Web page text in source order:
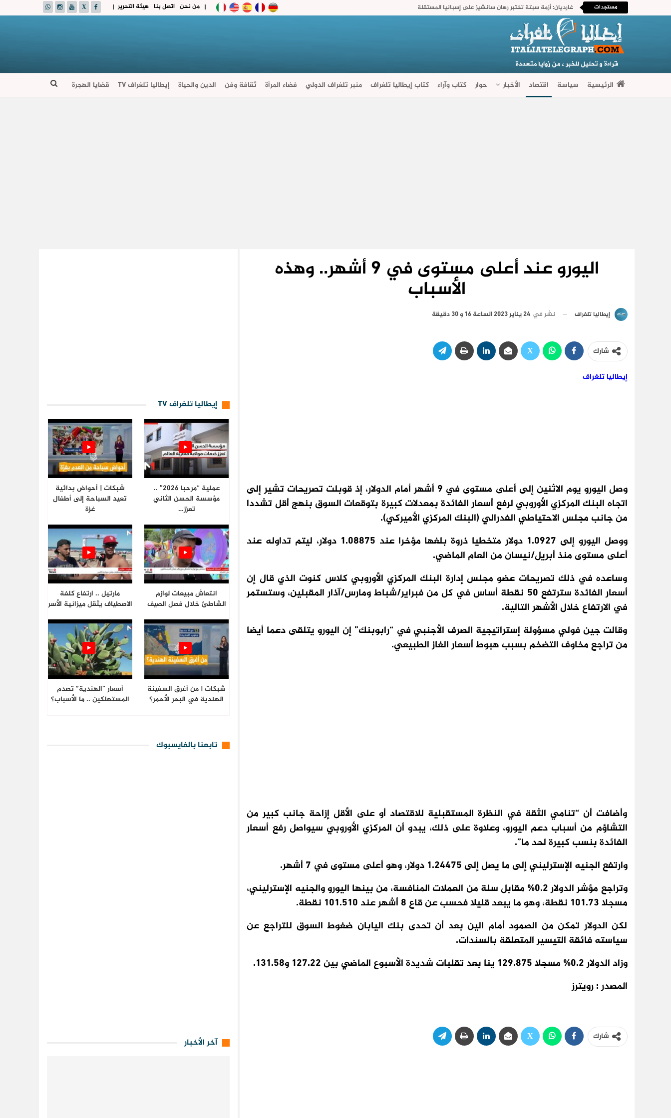
| هيئة التحرير اتصل بنا من نحن | مستجدات غارديان: أزمة سبتة تختبر رهان سانشيز على إسبانيا المستقلة
الرئيسية سياسة اقتصاد الأخبار حوار كتاب وآراء كتاب إيطاليا تلغراف منبر تلغراف الدولي فضاء المرأة ثقافة وفن الدين والحياة إيطاليا تلغراف TV قضايا الهجرة
اليورو عند أعلى مستوى في 9 أشهر.. وهذه
الأسباب
إيطاليا تلغراف نشر في 24 يناير 2023 الساعة 16 و 30 دقيقة
شارك
إيطاليا تلغراف
وصل اليورو يوم الاثنين إلى أعلى مستوى في 9 أشهر أمام الدولار، إذ قوبلت تصريحات تشير إلى
اتجاه البنك المركزي الأوروبي لرفع أسعار الفائدة بمعدلات كبيرة بتوقعات السوق بنهج أقل تشددا
من جانب مجلس الاحتياطي الفدرالي (البنك المركزي الأميركي).
ووصل اليورو إلى 1.0927 دولار متخطيا ذروة بلغها مؤخرا عند 1.08875 دولار، ليتم تداوله عند
أعلى مستوى منذ أبريل/نيسان من العام الماضي.
وساعده في ذلك تصريحات عضو مجلس إدارة البنك المركزي الأوروبي كلاس كنوت الذي قال إن
أسعار الفائدة سترتفع 50 نقطة أساس في كل من فبراير/شباط ومارس/آذار المقبلين، وستستمر
في الارتفاع خلال الأشهر التالية.
وقالت جين فولي مسؤولة إستراتيجية الصرف الأجنبي في “رابوبنك” إن اليورو يتلقى دعما أيضا
من تراجع مخاوف التضخم بسبب هبوط أسعار الغاز الطبيعي.
وأضافت أن “تنامي الثقة في النظرة المستقبلية للاقتصاد أو على الأقل إزاحة جانب كبير من
التشاؤم من أسباب دعم اليورو، وعلاوة على ذلك، يبدو أن المركزي الأوروبي سيواصل رفع أسعار
الفائدة بنسب كبيرة لحد ما”.
وارتفع الجنيه الإسترليني إلى ما يصل إلى 1.24475 دولار، وهو أعلى مستوى في 7 أشهر.
وتراجع مؤشر الدولار 0.2% مقابل سلة من العملات المنافسة، من بينها اليورو والجنيه الإسترليني،
مسجلا 101.73 نقطة، وهو ما يبعد قليلا فحسب عن قاع 8 أشهر عند 101.510 نقطة.
لكن الدولار تمكن من الصمود أمام الين بعد أن تحدى بنك اليابان ضغوط السوق للتراجع عن
سياسته فائقة التيسير المتعلقة بالسندات.
وزاد الدولار 0.2% مسجلا 129.875 ينا بعد تقلبات شديدة الأسبوع الماضي بين 127.22 و131.58.
المصدر : رويترز
شارك
إيطاليا تلغراف TV
عملية “مرحبا 2026” ..
مؤسسة الحسن الثاني
تعزز…
شبكات | أحواض بدائية
تعيد السباحة إلى أطفال
غزة
انتعاش مبيعات لوازم
الشاطئ خلال فصل الصيف
مارتيل .. ارتفاع كلفة
الاصطياف يثقل ميزانية الأسر
شبكات | من أغرق السفينة
الهندية في البحر الأحمر؟
أسعار “الهندية” تصدم
المستهلكين .. ما الأسباب؟
تابعنا بالفايسبوك
آخر الأخبار